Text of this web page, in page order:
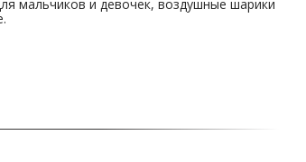
мальчиков и девочек, воздушные шарики